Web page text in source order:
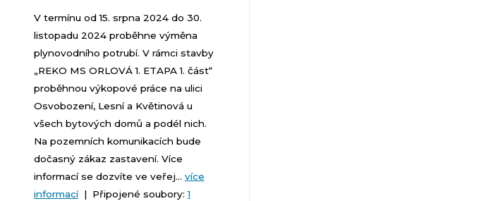
V termínu od 15. srpna 2024 do 30.
listopadu 2024 proběhne výměna
plynovodního potrubí. V rámci stavby
„REKO MS ORLOVÁ 1. ETAPA 1. část“
proběhnou výkopové práce na ulici
Osvobození, Lesní a Květinová u
všech bytových domů a podél nich.
Na pozemních komunikacích bude
dočasný zákaz zastavení. Více
informací se dozvíte ve veřej... více
informací| Připojené soubory:1